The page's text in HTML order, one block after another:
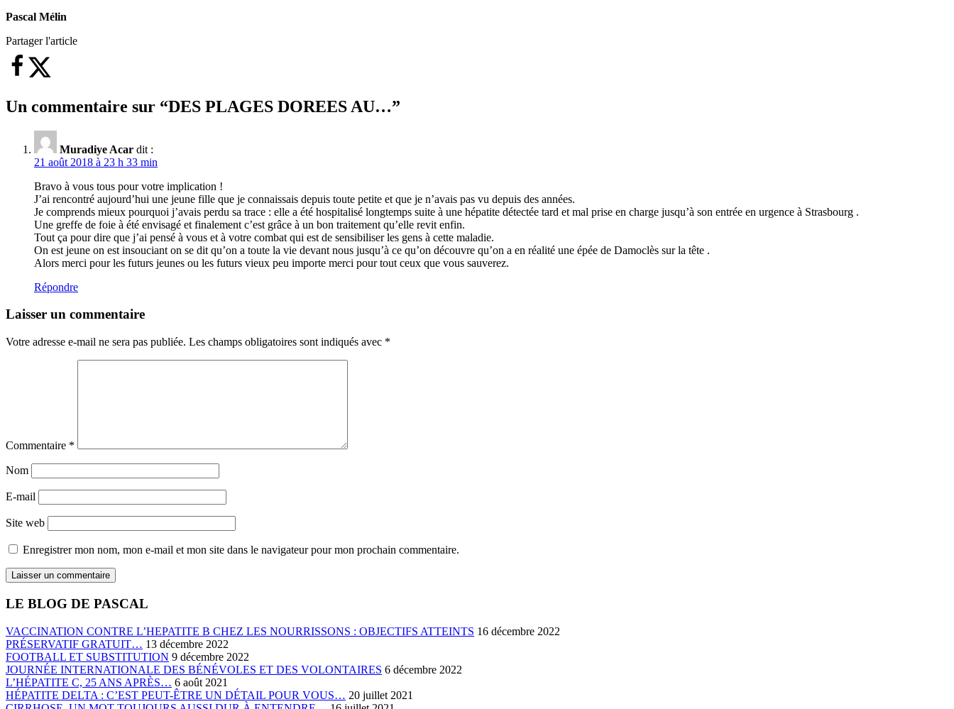
Pascal Mélin
Partager l'article
Un commentaire sur “DES PLAGES DOREES AU…”
Muradiye Acar dit :
21 août 2018 à 23 h 33 min
Bravo à vous tous pour votre implication !
J’ai rencontré aujourd’hui une jeune fille que je connaissais depuis toute petite et que je n’avais pas vu depuis des années.
Je comprends mieux pourquoi j’avais perdu sa trace : elle a été hospitalisé longtemps suite à une hépatite détectée tard et mal prise en charge jusqu’à son entrée en urgence à Strasbourg .
Une greffe de foie à été envisagé et finalement c’est grâce à un bon traitement qu’elle revit enfin.
Tout ça pour dire que j’ai pensé à vous et à votre combat qui est de sensibiliser les gens à cette maladie.
On est jeune on est insouciant on se dit qu’on a toute la vie devant nous jusqu’à ce qu’on découvre qu’on a en réalité une épée de Damoclès sur la tête .
Alors merci pour les futurs jeunes ou les futurs vieux peu importe merci pour tout ceux que vous sauverez.
Répondre
Laisser un commentaire
Votre adresse e-mail ne sera pas publiée. Les champs obligatoires sont indiqués avec *
Commentaire *
Nom
E-mail
Site web
Enregistrer mon nom, mon e-mail et mon site dans le navigateur pour mon prochain commentaire.
LE BLOG DE PASCAL
VACCINATION CONTRE L’HEPATITE B CHEZ LES NOURRISSONS : OBJECTIFS ATTEINTS 16 décembre 2022
PRÉSERVATIF GRATUIT… 13 décembre 2022
FOOTBALL ET SUBSTITUTION 9 décembre 2022
JOURNÉE INTERNATIONALE DES BÉNÉVOLES ET DES VOLONTAIRES 6 décembre 2022
L’HÉPATITE C, 25 ANS APRÈS… 6 août 2021
HÉPATITE DELTA : C’EST PEUT-ÊTRE UN DÉTAIL POUR VOUS… 20 juillet 2021